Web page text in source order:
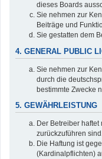
dieses Boards
Sie nehmen zur
Beiträge und
Sie gestatten dem
4. GENERAL PUBLIC
Sie nehmen zur
durch die
bestimmte Zwecke
5. GEWÄHRLEISTUNG
Der Betreiber
zurückzuführen
Die Haftung ist
(Kardinalpflichten)